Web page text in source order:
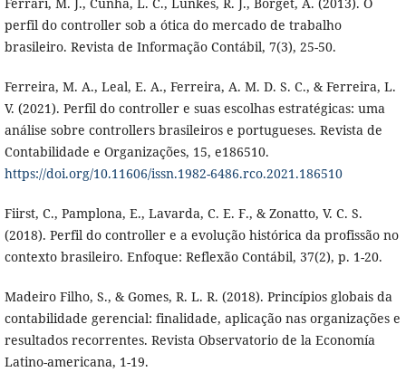
perfil do controller sob a ótica do mercado de trabalho
brasileiro. Revista de Informação Contábil, 7(3), 25-50.
Ferreira, M. A., Leal, E. A., Ferreira, A. M. D. S. C., & Ferreira, L.
V. (2021). Perfil do controller e suas escolhas estratégicas: uma
análise sobre controllers brasileiros e portugueses. Revista de
Contabilidade e Organizações, 15, e186510.
https://doi.org/10.11606/issn.1982-6486.rco.2021.186510
Fiirst, C., Pamplona, E., Lavarda, C. E. F., & Zonatto, V. C. S.
(2018). Perfil do controller e a evolução histórica da profissão no
contexto brasileiro. Enfoque: Reflexão Contábil, 37(2), p. 1-20.
Madeiro Filho, S., & Gomes, R. L. R. (2018). Princípios globais da
contabilidade gerencial: finalidade, aplicação nas organizações e
resultados recorrentes. Revista Observatorio de la Economía
Latino-americana, 1-19.